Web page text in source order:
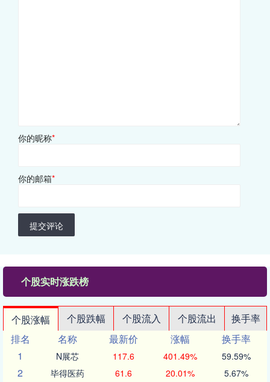
你的昵称*
你的邮箱*
提交评论
个股实时涨跌榜
个股涨幅 个股跌幅 个股流入 个股流出
换手率
排名
名称 最新价 涨幅
换手率
1
N展芯 117.6 401.49% 59.59%
2 毕得医药 61.6 20.01% 5.67%